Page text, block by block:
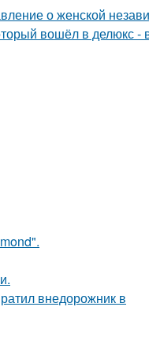
о женской
вошёл в делюкс -
внедорожник в